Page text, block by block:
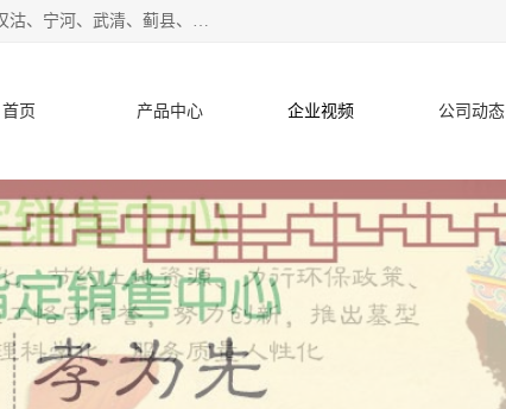
*主营范围：永安陵公墓,永乐园公墓,兰生园公墓,玉佛寺寝宫等墓地，覆盖天津市内及塘沽、大港、汉沽、宁河、武清、蓟县、静海、廊坊、北京、沧州等区域本中心由中国公墓网、天津公墓网、中国陵网、中国周易学会联合推举，我们的团队将会以优质的服务，竭诚为您服务，期待您的来电。
首页 产品中心 企业视频 公司动态